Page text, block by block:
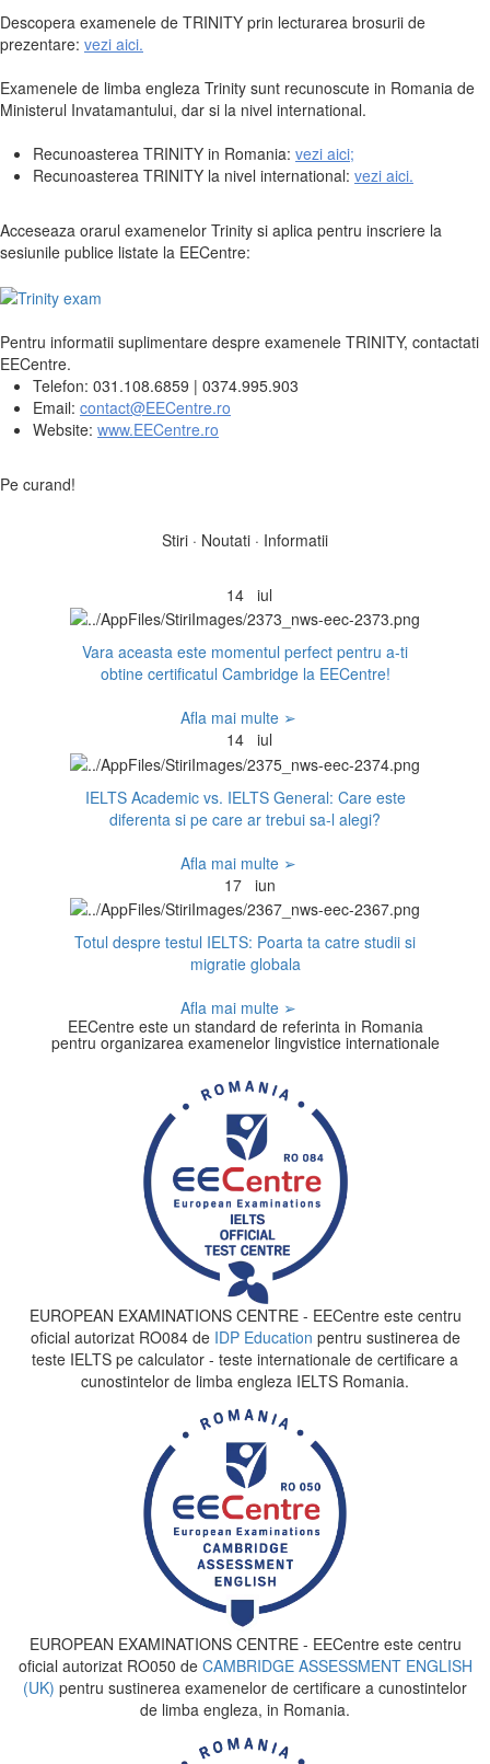
Descopera examenele de TRINITY prin lecturarea brosurii de
prezentare: vezi aici.
Examenele de limba engleza Trinity sunt recunoscute in Romania de
Ministerul Invatamantului, dar si la nivel international.
Recunoasterea TRINITY in Romania: vezi aici;
Recunoasterea TRINITY la nivel international: vezi aici.
Acceseaza orarul examenelor Trinity si aplica pentru inscriere la
sesiunile publice listate la EECentre:
Pentru informatii suplimentare despre examenele TRINITY, contactati
EECentre.
Telefon: 031.108.6859 | 0374.995.903
Email: contact@EECentre.ro
Website: www.EECentre.ro
Pe curand!
Stiri · Noutati · Informatii
14 iul
Vara aceasta este momentul perfect pentru a-ti
obtine certificatul Cambridge la EECentre!
Afla mai multe ➢
14 iul
IELTS Academic vs. IELTS General: Care este
diferenta si pe care ar trebui sa-l alegi?
Afla mai multe ➢
17 iun
Totul despre testul IELTS: Poarta ta catre studii si
migratie globala
Afla mai multe ➢
EECentre este un standard de referinta in Romania
pentru organizarea examenelor lingvistice internationale
EUROPEAN EXAMINATIONS CENTRE - EECentre este centru
oficial autorizat RO084 de IDP Education pentru sustinerea de
teste IELTS pe calculator - teste internationale de certificare a
cunostintelor de limba engleza IELTS Romania.
EUROPEAN EXAMINATIONS CENTRE - EECentre este centru
oficial autorizat RO050 de CAMBRIDGE ASSESSMENT ENGLISH
(UK) pentru sustinerea examenelor de certificare a cunostintelor
de limba engleza, in Romania.